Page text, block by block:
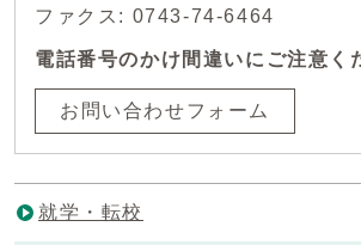
ファクス: 0743-74-6464
電話番号のかけ間違いにご注意く
お問い合わせフォーム
就学・転校